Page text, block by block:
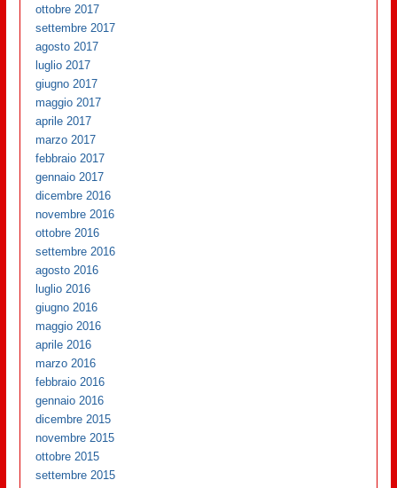
ottobre 2017
settembre 2017
agosto 2017
luglio 2017
giugno 2017
maggio 2017
aprile 2017
marzo 2017
febbraio 2017
gennaio 2017
dicembre 2016
novembre 2016
ottobre 2016
settembre 2016
agosto 2016
luglio 2016
giugno 2016
maggio 2016
aprile 2016
marzo 2016
febbraio 2016
gennaio 2016
dicembre 2015
novembre 2015
ottobre 2015
settembre 2015